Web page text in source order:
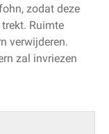
zodat deze
Ruimte
verwijderen.
zal invriezen